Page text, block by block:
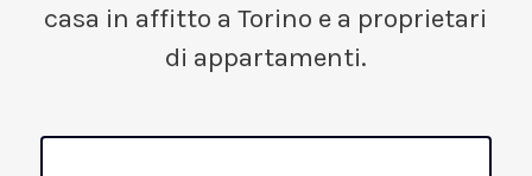
casa in affitto a Torino e a proprietari
di appartamenti.